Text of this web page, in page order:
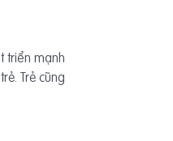
triển mạnh
Trẻ cũng